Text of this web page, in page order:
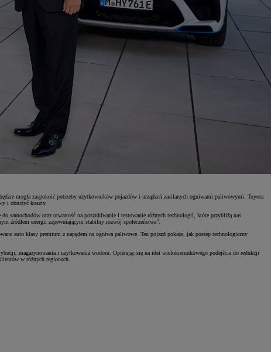
mogła zaspokoić potrzeby użytkowników pojazdów i urządzeń zasilanych ogniwami paliwowymi. Toyota
i obniżyć koszty.
samochodów oraz otwartość na poszukiwanie i testowanie różnych technologii, które przybliżą nas
źródłem energii zapewniającym stabilny rozwój społeczeństwa”.
auto klasy premium z napędem na ogniwa paliwowe. Ten pojazd pokaże, jak postęp technologiczny
magazynowania i użytkowania wodoru. Opierając się na idei wielokierunkowego podejścia do redukcji
w różnych regionach.